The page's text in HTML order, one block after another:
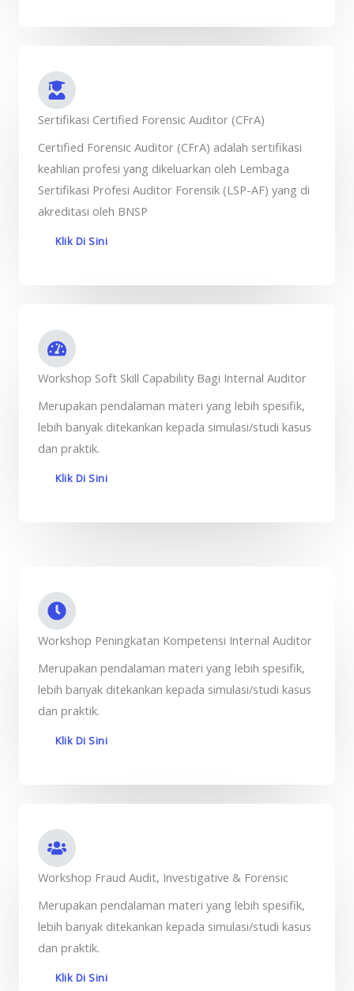
Sertifikasi Certified Forensic Auditor (CFrA)
Certified Forensic Auditor (CFrA) adalah sertifikasi
keahlian profesi yang dikeluarkan oleh Lembaga
Sertifikasi Profesi Auditor Forensik (LSP-AF) yang di
akreditasi oleh BNSP
Klik Di Sini
Workshop Soft Skill Capability Bagi Internal Auditor
Merupakan pendalaman materi yang lebih spesifik,
lebih banyak ditekankan kepada simulasi/studi kasus
dan praktik.
Klik Di Sini
Workshop Peningkatan Kompetensi Internal Auditor
Merupakan pendalaman materi yang lebih spesifik,
lebih banyak ditekankan kepada simulasi/studi kasus
dan praktik.
Klik Di Sini
Workshop Fraud Audit, Investigative & Forensic
Merupakan pendalaman materi yang lebih spesifik,
lebih banyak ditekankan kepada simulasi/studi kasus
dan praktik.
Klik Di Sini